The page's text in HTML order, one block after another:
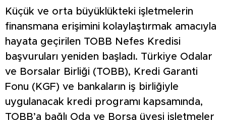
Küçük ve orta büyüklükteki işletmelerin
finansmana erişimini kolaylaştırmak amacıyla
hayata geçirilen TOBB Nefes Kredisi
başvuruları yeniden başladı. Türkiye Odalar
ve Borsalar Birliği (TOBB), Kredi Garanti
Fonu (KGF) ve bankaların iş birliğiyle
uygulanacak kredi programı kapsamında,
TOBB’a bağlı Oda ve Borsa üyesi işletmeler